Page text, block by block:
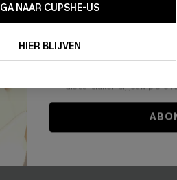
Hart van Goud Witte Top
【AG18】2 met 10% korting
GA NAAR CUPSHE-US
HIER BLIJVEN
Door je contactgegevens in
stemt er tevens mee in om
en gepersonaliseerde
winkelwagen) en e-mails van
niet vereist voor een
informatie gebruiken om
die aansluiten bij jouw profiel.